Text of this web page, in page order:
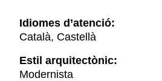
Idiomes d’atenció:
Català, Castellà
Estil arquitectònic:
Modernista